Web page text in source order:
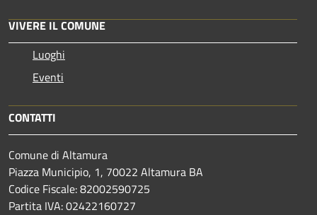
VIVERE IL COMUNE
Luoghi
Eventi
CONTATTI
Comune di Altamura
Piazza Municipio, 1, 70022 Altamura BA
Codice Fiscale: 82002590725
Partita IVA: 02422160727